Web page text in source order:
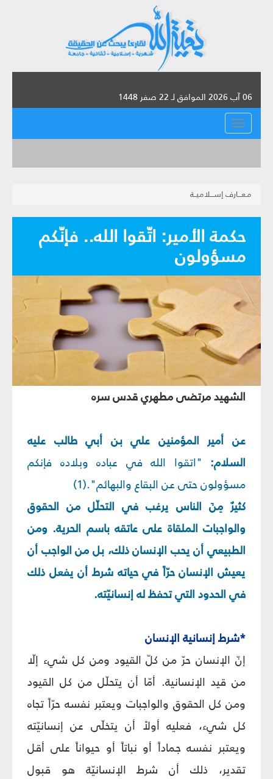
06 آب 2026 الموافق لـ 22 صفر 1448
القائمة
مـعـــارف إســـلاميــة
حكمة الأمير: اتّقوا الله.. فإنّكم
مسؤولون
الشهيد مرتضى مطهري قدس سره
عن أمير المؤمنين علي بن أبي طالب عليه
السلام: "اتقوا الله في عباده وبلاده فإنكم
مسؤولون حتى عن البقاع والبهائم".(1)
كثيرٌ مِنَ الناس يرغب في التحلّل من الحقوق
والواجبات الملقاة على عاتقه باسم الحرية. ومن
الطبيعي أن يحب الإنسان ذلك، بل من الواجب أن
يعيش الإنسان حرّاً في حياته شرط أن يفعل ذلك
في الحدود التي تحفظ له إنسانيّته.
*شرط إنسانية الإنسان
إنّ الإنسان حرّ من كلّ القيود ومن كل شيء إلّا
من قيد الإنسانية. أمّا أن يتحلّل من كل القيود
ومن كل الحقوق والواجبات ويعتبر نفسه حرّاً تجاه
كل شيء، فعليه أولاً أن يتخلّى عن إنسانيّته
ويعتبر نفسه جماداً أو نباتاً أو حيواناً على أقل
تقدير، ذلك أن شرط الإنسانيّة هو قبول